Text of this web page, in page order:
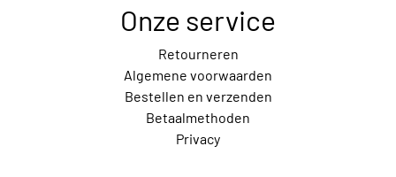
Onze service
Retourneren
Algemene voorwaarden
Bestellen en verzenden
Betaalmethoden
Privacy